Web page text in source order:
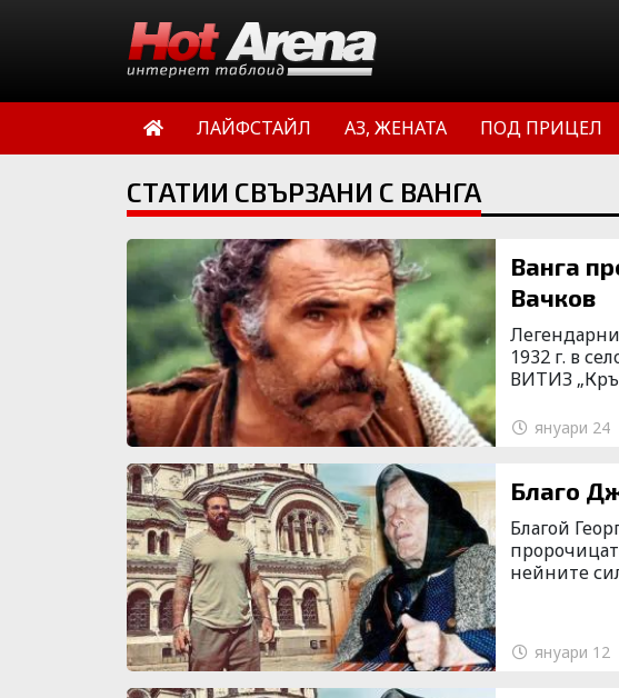
ЛАЙФСТАЙЛ АЗ, ЖЕНАТА ПОД ПРИЦЕЛ
СТАТИИ СВЪРЗАНИ С ВАНГА
Ванга
Вачков
1932 г. в
ВИТИЗ
януари 24
Благо
Благой
нейните
януари 12